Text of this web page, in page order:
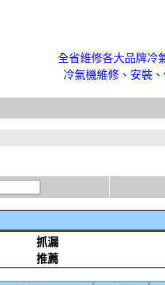
全省維修各大品牌冷
冷氣機維修、安裝
抓漏
推薦